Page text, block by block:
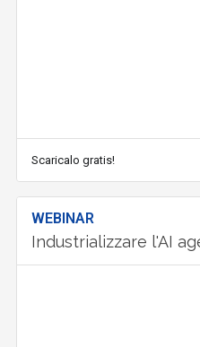
Scaricalo gratis!
WEBINAR
Industrializzare l'AI